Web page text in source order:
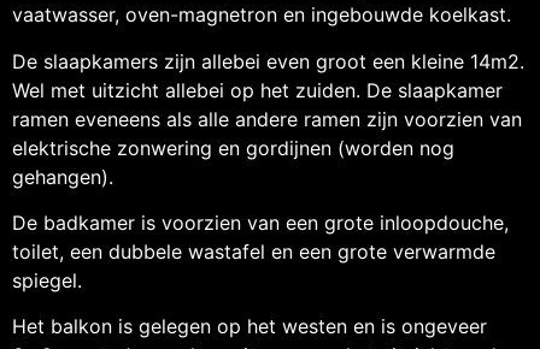
vaatwasser, oven-magnetron en ingebouwde koelkast.
De slaapkamers zijn allebei even groot een kleine 14m2.
Wel met uitzicht allebei op het zuiden. De slaapkamer
ramen eveneens als alle andere ramen zijn voorzien van
elektrische zonwering en gordijnen (worden nog
gehangen).
De badkamer is voorzien van een grote inloopdouche,
toilet, een dubbele wastafel en een grote verwarmde
spiegel.
Het balkon is gelegen op het westen en is ongeveer